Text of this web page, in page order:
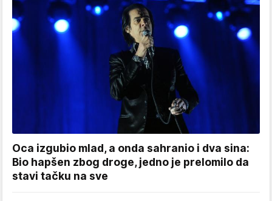
Oca izgubio mlad, a onda sahranio i dva sina:
Bio hapšen zbog droge, jedno je prelomilo da
stavi tačku na sve